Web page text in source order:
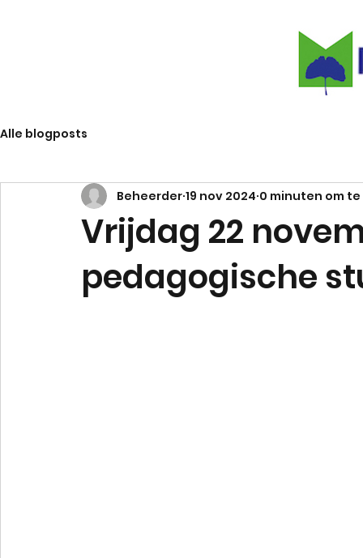
Alle blogposts
Vrijdag 22
pedagogische
Beheerder 19 nov 2024 0 minuten om